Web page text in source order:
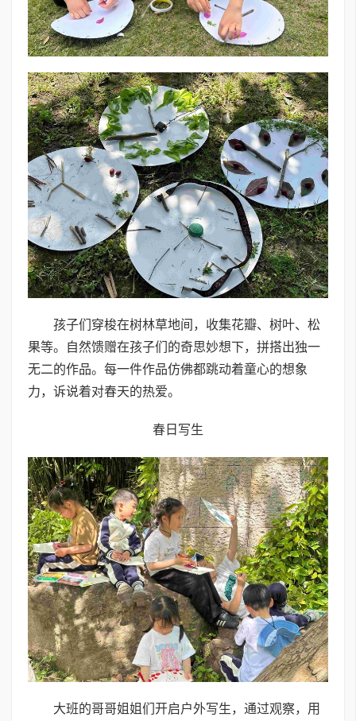
孩子们穿梭在树林草地间，收集花瓣、树叶、松
果等。自然馈赠在孩子们的奇思妙想下，拼搭出独一
无二的作品。每一件作品仿佛都跳动着童心的想象
力，诉说着对春天的热爱。
春日写生
大班的哥哥姐姐们开启户外写生，通过观察，用